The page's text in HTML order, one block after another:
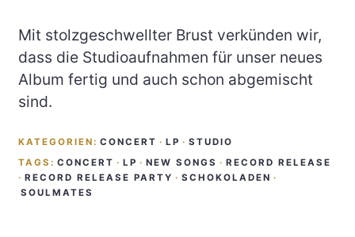
Mit stolzgeschwellter Brust verkünden wir,
dass die Studioaufnahmen für unser neues
Album fertig und auch schon abgemischt
sind.
KATEGORIEN: CONCERT · LP · STUDIO
TAGS: CONCERT · LP · NEW SONGS · RECORD RELEASE
· RECORD RELEASE PARTY · SCHOKOLADEN ·
SOULMATES